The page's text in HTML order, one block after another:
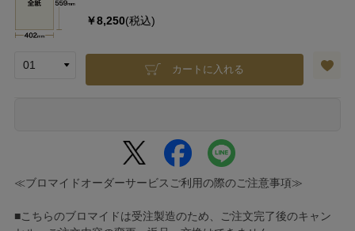
￥8,250(税込)
カートに入れる
≪ブロマイドオーダーサービスご利用の際のご注意事項≫
■こちらのブロマイドは受注製造のため、ご注文完了後のキャン